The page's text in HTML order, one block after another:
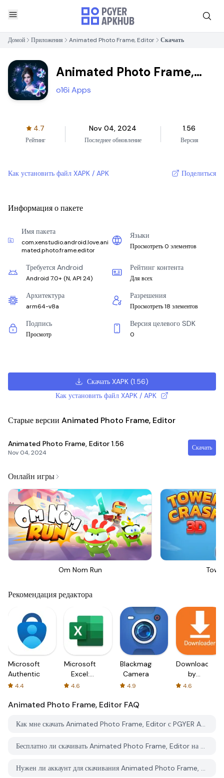
Домой Приложения Animated Photo Frame, Editor Скачать
Animated Photo Frame,
Editor
o16i Apps
4.7
Рейтинг
Nov 04, 2024
Последнее обновление
1.56
Версия
Как установить файл XAPK / APK Поделиться
Информация о пакете
Имя пакета
com.xenstudio.android.love.ani
mated.photo.frame.editor
Языки
Просмотреть 0 элементов
Требуется Android
Android 7.0+ (N, API 24)
Рейтинг контента
Для всех
Архитектура
arm64-v8a
Разрешения
Просмотреть 18 элементов
Подпись
Просмотр
Версия целевого SDK
0
Скачать XAPK (1.56)
Как установить файл XAPK / APK
Старые версии Animated Photo Frame, Editor
Animated Photo Frame, Editor 1.56
Nov 04, 2024
Скачать
Онлайн игры
Om Nom Run
Рекомендация редактора
Microsoft
Authenticator
4.4
Microsoft
Excel:
Spreadsheets
4.6
Blackmagic
Camera
4.9
Downloader
by
AFTVnews
4.6
Animated Photo Frame, Editor FAQ
Как мне скачать Animated Photo Frame, Editor с PGYER APK HUB?
Бесплатно ли скачивать Animated Photo Frame, Editor на PGYER APK HUB?
Нужен ли аккаунт для скачивания Animated Photo Frame, Editor с PGYER APK HUB?